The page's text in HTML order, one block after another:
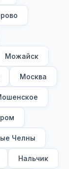
Можайск
Москва
Челны
Нальчик